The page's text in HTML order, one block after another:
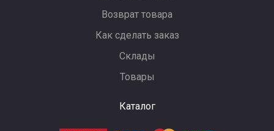
Возврат товара
Как сделать заказ
Склады
Товары
Каталог